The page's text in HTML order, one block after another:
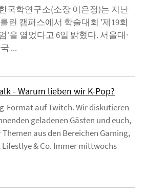
국학연구소(소장 이은정)는 지난
린 캠퍼스에서 학술대회 '제19회
'을 열었다고 6일 밝혔다. 서울대·
...
- Warum lieben wir K-Pop?
Format auf Twitch. Wir diskutieren
geladenen Gästen und euch,
aus den Bereichen Gaming,
Lifestlye & Co. Immer mittwochs